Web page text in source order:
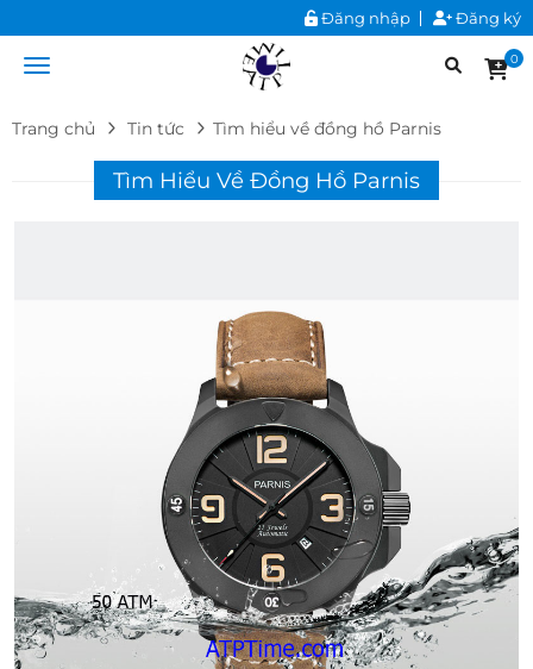
Đăng nhập Đăng ký
0
Trang chủ Tin tức Tìm hiểu về đồng hồ Parnis
Tìm Hiểu Về Đồng Hồ Parnis